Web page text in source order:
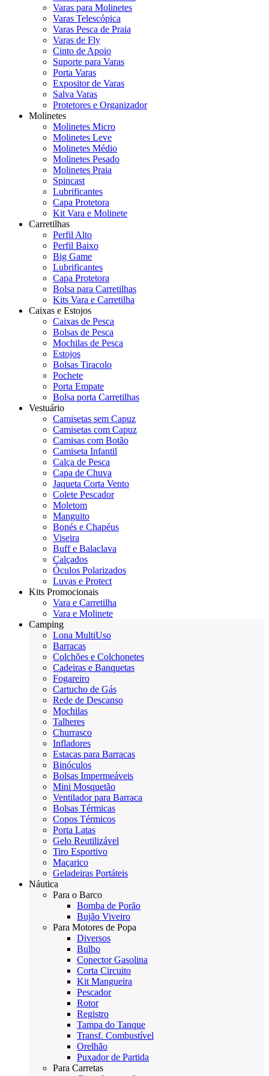
Varas para Molinetes
Varas Telescópica
Varas Pesca de Praia
Varas de Fly
Cinto de Apoio
Suporte para Varas
Porta Varas
Expositor de Varas
Salva Varas
Protetores e Organizador
Molinetes
Molinetes Micro
Molinetes Leve
Molinetes Médio
Molinetes Pesado
Molinetes Praia
Spincast
Lubrificantes
Capa Protetora
Kit Vara e Molinete
Carretilhas
Perfil Alto
Perfil Baixo
Big Game
Lubrificantes
Capa Protetora
Bolsa para Carretilhas
Kits Vara e Carretilha
Caixas e Estojos
Caixas de Pesca
Bolsas de Pesca
Mochilas de Pesca
Estojos
Bolsas Tiracolo
Pochete
Porta Empate
Bolsa porta Carretilhas
Vestuário
Camisetas sem Capuz
Camisetas com Capuz
Camisas com Botão
Camiseta Infantil
Calça de Pesca
Capa de Chuva
Jaqueta Corta Vento
Colete Pescador
Moletom
Manguito
Bonés e Chapéus
Viseira
Buff e Balaclava
Calçados
Óculos Polarizados
Luvas e Protect
Kits Promocionais
Vara e Carretilha
Vara e Molinete
Camping
Lona MultiUso
Barracas
Colchões e Colchonetes
Cadeiras e Banquetas
Fogareiro
Cartucho de Gás
Rede de Descanso
Mochilas
Talheres
Churrasco
Infladores
Estacas para Barracas
Binóculos
Bolsas Impermeáveis
Mini Mosquetão
Ventilador para Barraca
Bolsas Térmicas
Copos Térmicos
Porta Latas
Gelo Reutilizável
Tiro Esportivo
Maçarico
Geladeiras Portáteis
Náutica
Para o Barco
Bomba de Porão
Bujão Viveiro
Para Motores de Popa
Diversos
Bulbo
Conector Gasolina
Corta Circuito
Kit Mangueira
Pescador
Rotor
Registro
Tampa do Tanque
Transf. Combustível
Orelhão
Puxador de Partida
Para Carretas